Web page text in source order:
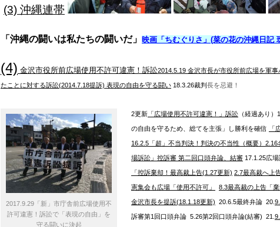
(3) 沖縄連帯
「沖縄の闘いは私たちの闘いだ」 映画「ちむぐりさ」(菜の花の沖縄日記
(4) 金沢市役所前広場使用不許可違憲！訴訟2014.5.19 金沢市長が市役所前広場を軍
たことに対する訴訟(2014.7.18提訴) 表現の自由を守る闘い 18.3.26裁判長を忌避！
2017.9.29「新」市庁舎前広場使用不
許可違憲！訴訟で「表現の自由」を
守る闘いに決起
2更新 「広場使用不許可違憲！」訴訟 （経過あり
の自由を守るため、総てを主張」し勝利を確信 「
16 2.5「超」不当判決！判決の不当性（概要） 2.16
場訴訟」控訴審 第二回口頭弁論、結審 17.1.25広
「控訴棄却！最高裁上告(1.27更新) 2.7最高裁へ上
憲集会も広場「使用不許可」 8.3最高裁の上告「
金沢市長を提訴(18.1.18更新) 20.6.5最終弁論 20.
訴審第1回口頭弁論 5.26第2回口頭弁論(結審) 21.